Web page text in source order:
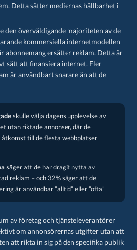
Detta sätter mediernas hållbarhet i
den överväldigande majoriteten av de
kommersiella internetmodellen
abonnemang ersätter reklam. Detta är
sätt att finansiera internet. Fler
är användbart snarare än att de
skulle välja dagens upplevelse av
utan riktade annonser, där de
åtkomst till de flesta webbplatser
säger att de har dragit nytta av
reklam – och 32% säger att de
är användbar ”alltid” eller ”ofta”
av företag och tjänsteleverantörer
om annonsörernas utgifter utan att
att rikta in sig på den specifika publik